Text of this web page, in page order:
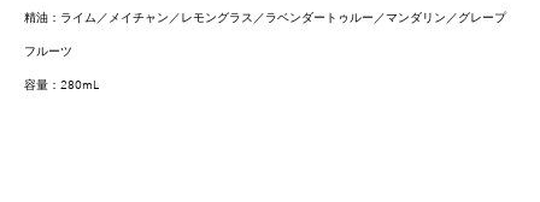
精油：ライム／メイチャン／レモングラス／ラベンダートゥルー／マンダリン／グレープ
フルーツ
容量：280mL